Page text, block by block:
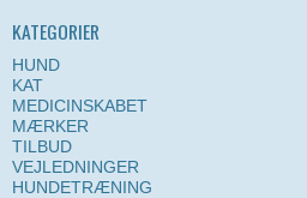
KATEGORIER
HUND
KAT
MEDICINSKABET
MÆRKER
TILBUD
VEJLEDNINGER
HUNDETRÆNING